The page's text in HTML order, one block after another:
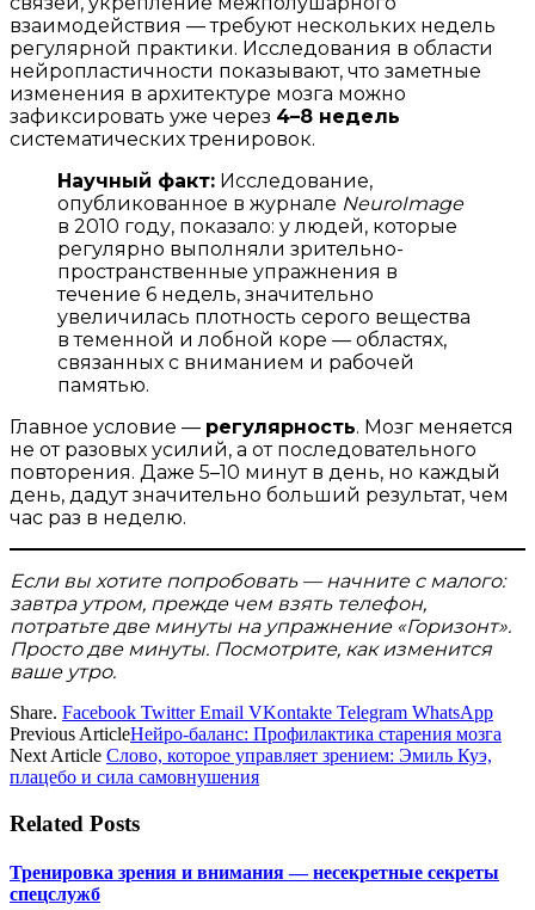
взаимодействия — требуют нескольких недель
регулярной практики. Исследования в области
нейропластичности показывают, что заметные
изменения в архитектуре мозга можно
зафиксировать уже через 4–8 недель
систематических тренировок.
Научный факт: Исследование,
опубликованное в журнале NeuroImage
в 2010 году, показало: у людей, которые
регулярно выполняли зрительно-
пространственные упражнения в
течение 6 недель, значительно
увеличилась плотность серого вещества
в теменной и лобной коре — областях,
связанных с вниманием и рабочей
памятью.
Главное условие — регулярность. Мозг меняется
не от разовых усилий, а от последовательного
повторения. Даже 5–10 минут в день, но каждый
день, дадут значительно больший результат, чем
час раз в неделю.
Если вы хотите попробовать — начните с малого:
завтра утром, прежде чем взять телефон,
потратьте две минуты на упражнение «Горизонт».
Просто две минуты. Посмотрите, как изменится
ваше утро.
Share. Facebook Twitter Email VKontakte Telegram WhatsApp
Previous ArticleНейро-баланс: Профилактика старения мозга
Next Article Слово, которое управляет зрением: Эмиль Куэ,
плацебо и сила самовнушения
Related Posts
Тренировка зрения и внимания — несекретные секреты
спецслужб